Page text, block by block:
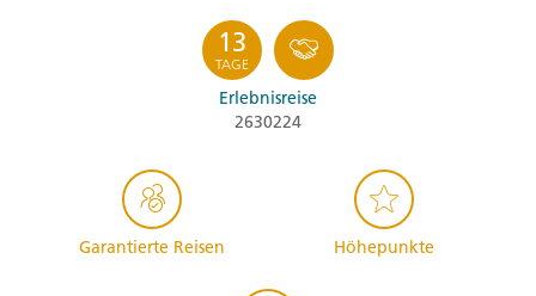
13
TAGE
Erlebnisreise
2630224
Garantierte Reisen Höhepunkte